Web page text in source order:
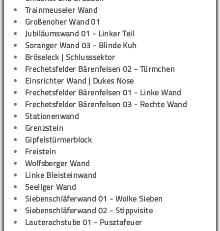
Trainmeuseler Wand
Großenoher Wand 01
Jubiläumswand 01 - Linker Teil
Soranger Wand 03 - Blinde Kuh
Bröseleck | Schlusssektor
Frechetsfelder Bärenfelsen 02 - Türmchen
Einsrichter Wand | Dukes Nose
Frechetsfelder Bärenfelsen 01 - Linke Wand
Frechetsfelder Bärenfelsen 03 - Rechte Wand
Stationenwand
Grenzstein
Gipfelstürmerblock
Freistein
Wolfsberger Wand
Linke Bleisteinwand
Seeliger Wand
Siebenschläferwand 01 - Wolke Sieben
Siebenschläferwand 02 - Stippvisite
Lauterachstube 01 - Pusztafeuer